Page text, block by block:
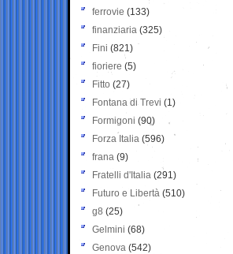
ferrovie (133)
finanziaria (325)
Fini (821)
fioriere (5)
Fitto (27)
Fontana di Trevi (1)
Formigoni (90)
Forza Italia (596)
frana (9)
Fratelli d'Italia (291)
Futuro e Libertà (510)
g8 (25)
Gelmini (68)
Genova (542)